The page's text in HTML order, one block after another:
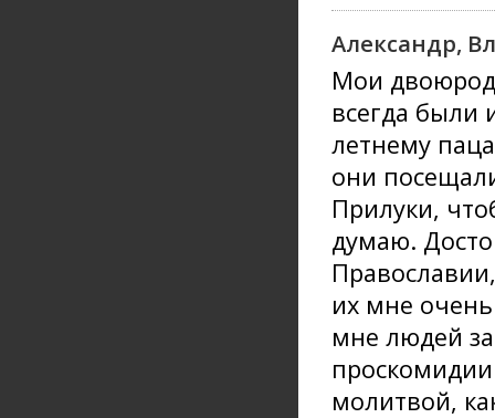
Александр,
Мои
всегда были
летнему
они
Прилуки,
думаю.
их мне
мне людей
молитвой,